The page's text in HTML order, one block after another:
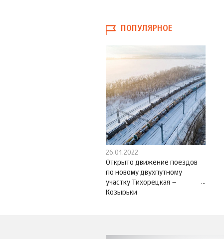
ПОПУЛЯРНОЕ
26.01.2022
Открыто движение поездов
по новому двухпутному
участку Тихорецкая –
Козырьки